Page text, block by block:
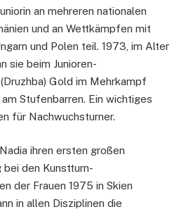
an mehreren nationalen
und an Wettkämpfen mit
und Polen teil. 1973, im Alter
sie beim Junioren-
Gold im Mehrkampf
Stufenbarren. Ein wichtiges
für Nachwuchsturner.
ihren ersten großen
den Kunstturn-
der Frauen 1975 in Skien
in allen Disziplinen die